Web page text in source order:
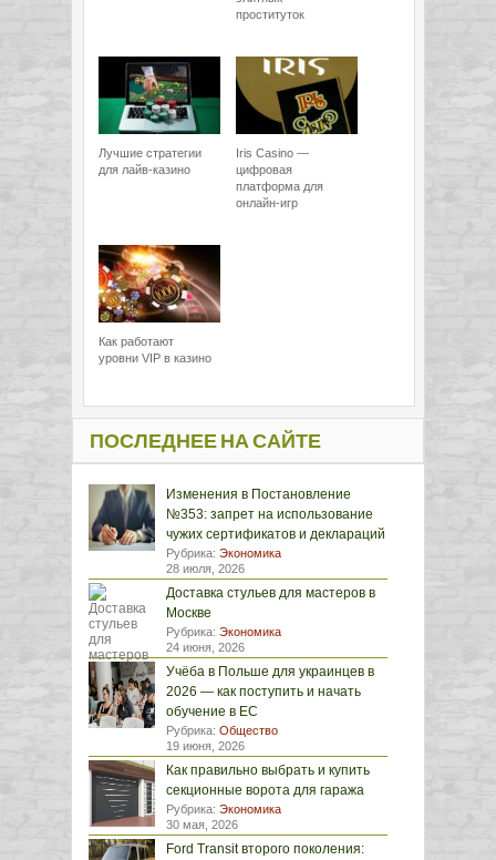
проституток
Лучшие стратегии
для лайв-казино
Iris Casino —
цифровая
платформа для
онлайн-игр
Как работают
уровни VIP в казино
ПОСЛЕДНЕЕ НА САЙТЕ
Изменения в Постановление
№353: запрет на использование
чужих сертификатов и деклараций
Рубрика: Экономика
28 июля, 2026
Доставка стульев для мастеров в
Москве
Рубрика: Экономика
24 июня, 2026
Учёба в Польше для украинцев в
2026 — как поступить и начать
обучение в ЕС
Рубрика: Общество
19 июня, 2026
Как правильно выбрать и купить
секционные ворота для гаража
Рубрика: Экономика
30 мая, 2026
Ford Transit второго поколения: